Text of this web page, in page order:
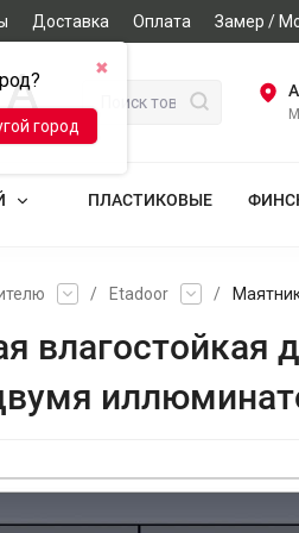
✖
город
Доставка Оплата Замер /
ПЛАСТИКОВЫЕ
/ Etadoor /
влагостойкая